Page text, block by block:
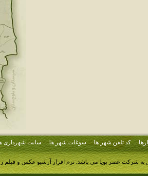
کد تلفن شهر ها سوغات شهر ها سایت شهرداری
به شرکت عصر پویا می باشد.نرم افزار آرشیو عکس و فیلم